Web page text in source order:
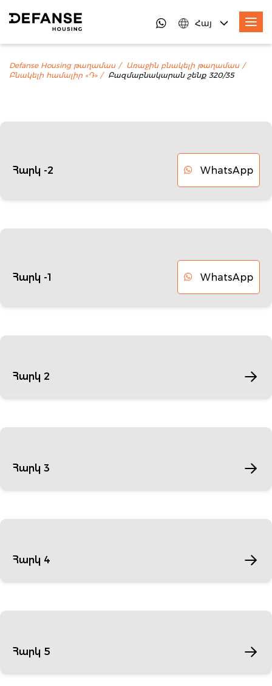
Հայ
Defanse Housing թաղամաս
Առաջին բնակելի թաղամաս
Բնակելի համալիր «Դ»
Բազմաբնակարան շենք 320/35
Հարկ -2 WhatsApp
Հարկ -1 WhatsApp
Հարկ 2
Հարկ 3
Հարկ 4
Հարկ 5